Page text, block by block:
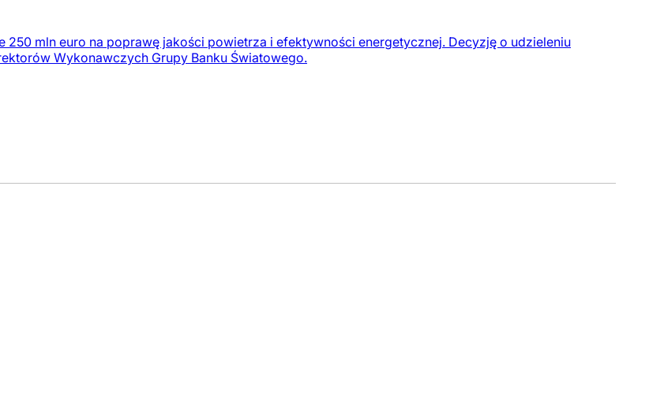
250 mln euro na poprawę jakości powietrza i efektywności energetycznej. Decyzję o udzieleniu
Wykonawczych Grupy Banku Światowego.